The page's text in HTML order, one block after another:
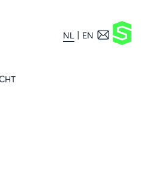
NL EN